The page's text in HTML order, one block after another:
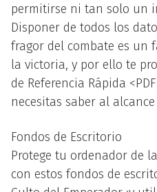
permitirse ni tan solo un
Disponer de todos los
fragor del combate es un
la victoria, y por ello te
de Referencia Rápida
necesitas saber al
Fondos de Escritorio
Protege tu ordenador de
con estos fondos de